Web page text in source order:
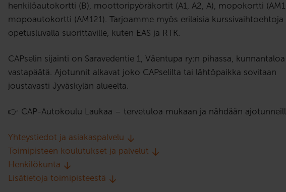
henkilöautokortti (B), moottoripyöräkortit (A1, A2, A), mopokortti
mopoautokortti (AM121). Tarjoamme myös erilaisia kurssivaihtoehtoja
opetusluvalla suorittaville, kuten EAS ja RTK.
CAPselin sijainti on Saravedentie 1, Väentupa ry:n pihassa, kunnantaloa
vastapäätä. Ajotunnit alkavat joko CAPselilta tai lähtöpaikka sovitaan
joustavasti Jyväskylän alueelta.
👉 CAP-Autokoulu Laukaa – tervetuloa mukaan ja nähdään
Yhteystiedot ja asiakaspalvelu
Toimipisteen koulutukset ja palvelut
Henkilökunta
Lisätietoja toimipisteestä